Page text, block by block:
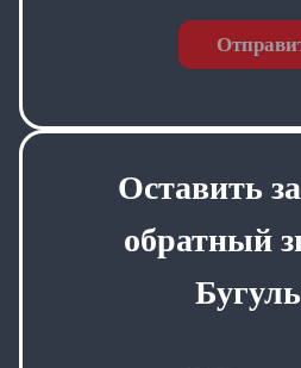
Оставить
обратный